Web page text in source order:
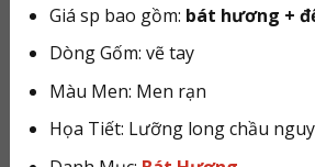
lượng
Giá sp bao gồm: bát hương +
Dòng Gốm: vẽ tay
Màu Men: Men rạn
Họa Tiết: Lưỡng long chầu